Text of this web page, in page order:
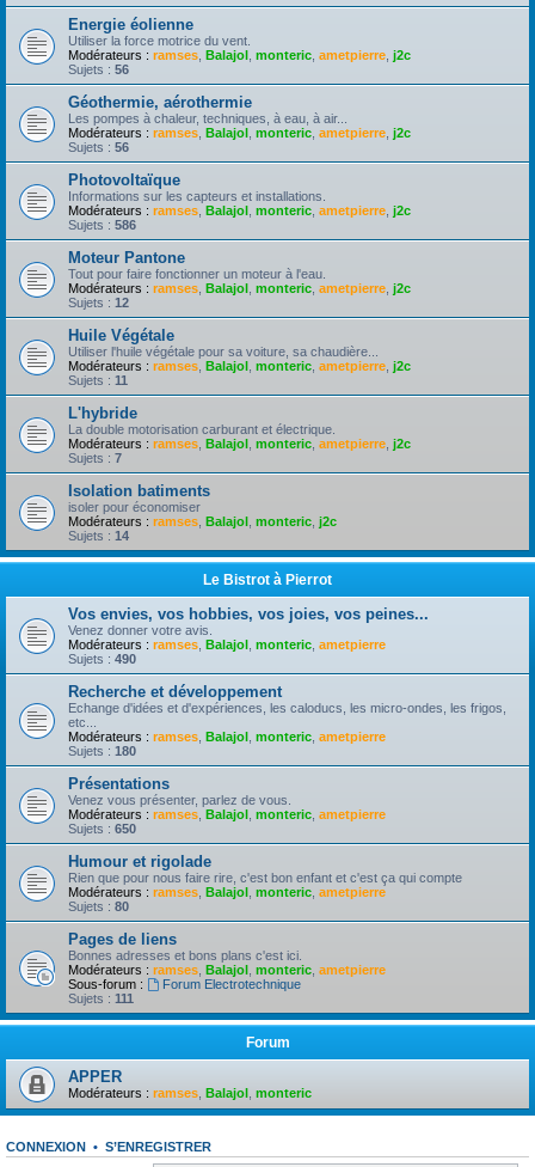
Energie éolienne
Utiliser la force motrice du vent.
Modérateurs : ramses Balajol monteric ametpierre j2c
Sujets : 56
Géothermie, aérothermie
Les pompes à chaleur, techniques, à eau, à air...
Modérateurs : ramses Balajol monteric ametpierre j2c
Sujets : 56
Photovoltaïque
Informations sur les capteurs et installations.
Modérateurs : ramses Balajol monteric ametpierre j2c
Sujets : 586
Moteur Pantone
Tout pour faire fonctionner un moteur à l'eau.
Modérateurs : ramses Balajol monteric ametpierre j2c
Sujets : 12
Huile Végétale
Utiliser l'huile végétale pour sa voiture, sa chaudière...
Modérateurs : ramses Balajol monteric ametpierre j2c
Sujets : 11
L'hybride
La double motorisation carburant et électrique.
Modérateurs : ramses Balajol monteric ametpierre j2c
Sujets : 7
Isolation batiments
isoler pour économiser
Modérateurs : ramses Balajol monteric j2c
Sujets : 14
Le Bistrot à Pierrot
Vos envies, vos hobbies, vos joies, vos peines...
Venez donner votre avis.
Modérateurs : ramses Balajol monteric ametpierre
Sujets : 490
Recherche et développement
Echange d'idées et d'expériences, les caloducs, les micro-ondes, les frigos,
etc...
Modérateurs : ramses Balajol monteric ametpierre
Sujets : 180
Présentations
Venez vous présenter, parlez de vous.
Modérateurs : ramses Balajol monteric ametpierre
Sujets : 650
Humour et rigolade
Rien que pour nous faire rire, c'est bon enfant et c'est ça qui compte
Modérateurs : ramses Balajol monteric ametpierre
Sujets : 80
Pages de liens
Bonnes adresses et bons plans c'est ici.
Modérateurs : ramses Balajol monteric ametpierre
Sous-forum :
Forum Electrotechnique
Sujets : 111
Forum
APPER
Modérateurs : ramses Balajol monteric
CONNEXION • S’ENREGISTRER